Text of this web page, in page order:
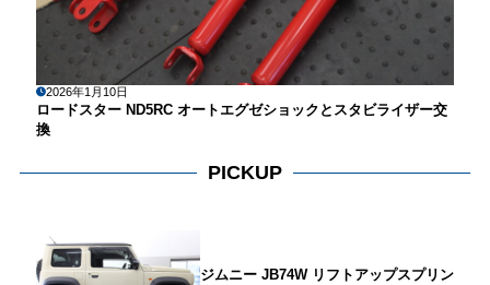
2026年1月10日
ロードスター ND5RC オートエグゼショックとスタビライザー交
換
PICKUP
ジムニー JB74W リフトアップスプリン